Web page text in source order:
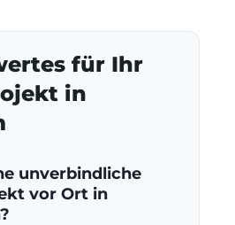
für Ihr
in
unverbindliche
vor Ort in